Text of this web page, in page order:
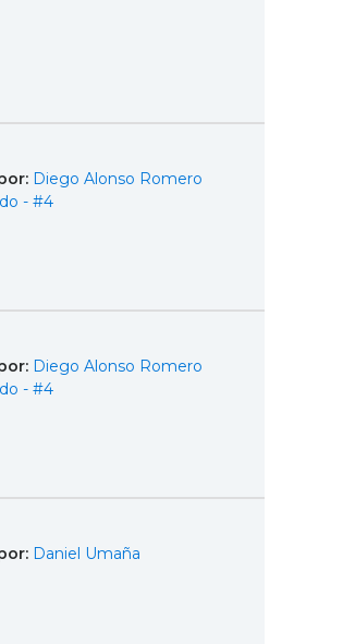
Diego Alonso Romero
- #4
Diego Alonso Romero
- #4
Daniel Umaña